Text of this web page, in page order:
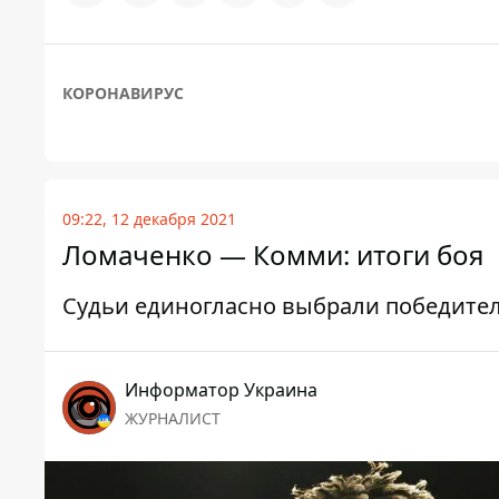
КОРОНАВИРУС
09:22, 12 декабря 2021
Ломаченко — Комми: итоги боя
Судьи единогласно выбрали
Информатор Украина
ЖУРНАЛИСТ